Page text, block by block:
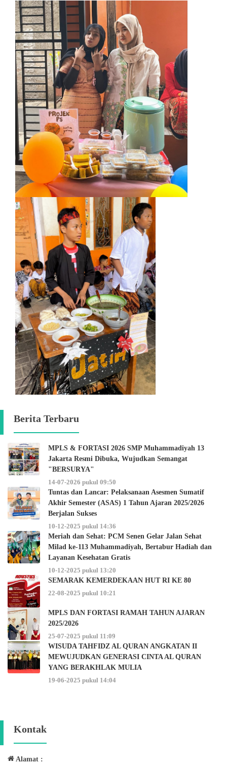
Berita Terbaru
MPLS & FORTASI 2026 SMP Muhammadiyah 13
Jakarta Resmi Dibuka, Wujudkan Semangat
"BERSURYA"
14-07-2026 pukul 09:50
Tuntas dan Lancar: Pelaksanaan Asesmen Sumatif
Akhir Semester (ASAS) 1 Tahun Ajaran 2025/2026
Berjalan Sukses
10-12-2025 pukul 14:36
Meriah dan Sehat: PCM Senen Gelar Jalan Sehat
Milad ke-113 Muhammadiyah, Bertabur Hadiah dan
Layanan Kesehatan Gratis
10-12-2025 pukul 13:20
SEMARAK KEMERDEKAAN HUT RI KE 80
22-08-2025 pukul 10:21
MPLS DAN FORTASI RAMAH TAHUN AJARAN
2025/2026
25-07-2025 pukul 11:09
WISUDA TAHFIDZ AL QURAN ANGKATAN II
MEWUJUDKAN GENERASI CINTA AL QURAN
YANG BERAKHLAK MULIA
19-06-2025 pukul 14:04
Kontak
Alamat :